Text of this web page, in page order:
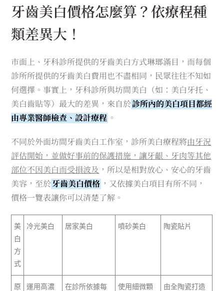
牙齒美白價格怎麼算？依療程種
類差異大！
市面上、牙科診所提供的牙齒美白方式琳瑯滿目，而每個
診所所提供的牙齒美白費用也不盡相同，民眾往往不知如
何選擇。事實上，牙科診所與坊間美白（如：美白牙托、
美白齒貼等）最大的差異，來自於診所內的美白項目都經
由專業醫師檢查、設計療程 。
不同於外面坊間牙齒美白工作室，診所美白療程將由牙況
評估開始，並做好事前的保護措施，讓牙齦、牙肉等其他
部位不因美白而受損波及 ，所以是相對放心、安心的牙齒
美容，至於牙齒美白價格 ，又依據美白項目有所不同，
價格一覽表讓你可以清楚了解。
美
白
方
式
冷光美白 居家美白 噴砂美白 陶瓷貼片
原
運用高濃
在診所依據每
使用細微顆
由全陶瓷打造